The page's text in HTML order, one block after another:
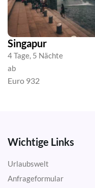
Singapur
4 Tage, 5 Nächte
ab
Euro 932
Wichtige Links
Urlaubswelt
Anfrageformular